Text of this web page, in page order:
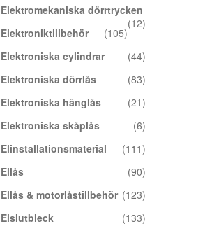
Elektromekaniska dörrtrycken
(12)
Elektroniktillbehör
(105)
Elektroniska cylindrar
(44)
Elektroniska dörrlås
(83)
Elektroniska hänglås
(21)
Elektroniska skåplås
(6)
Elinstallationsmaterial
(111)
Ellås
(90)
Ellås & motorlåstillbehör (123)
Elslutbleck
(133)